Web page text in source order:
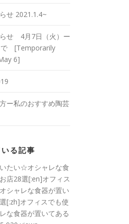
せ 2021.1.4~
せ 4月7日（火）ー
で [Temporarily
6]
ー私のおすすめ陶芸
る記事
たい☆オシャレな食
店28選[:en]オフィス
シャレな食器が置い
[:zh]オフィスでも使
な食器が置いてある